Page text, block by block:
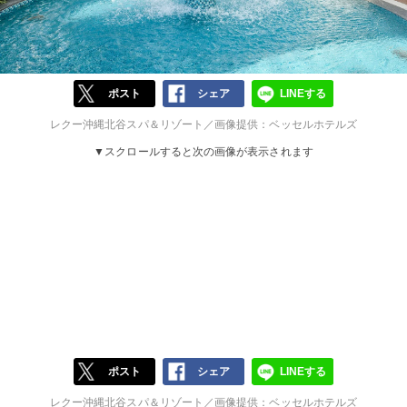
ポスト シェア LINEする
レクー沖縄北谷スパ＆リゾート／画像提供：ベッセルホテルズ
▼スクロールすると次の画像が表示されます
ポスト シェア LINEする
レクー沖縄北谷スパ＆リゾート／画像提供：ベッセルホテルズ